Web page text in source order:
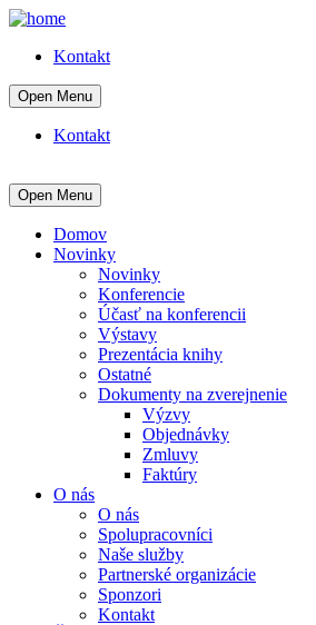
Kontakt
Open Menu
Kontakt
Open Menu
Domov
Novinky
Novinky
Konferencie
Účasť na konferencii
Výstavy
Prezentácia knihy
Ostatné
Dokumenty na zverejnenie
Výzvy
Objednávky
Zmluvy
Faktúry
O nás
O nás
Spolupracovníci
Naše služby
Partnerské organizácie
Sponzori
Kontakt